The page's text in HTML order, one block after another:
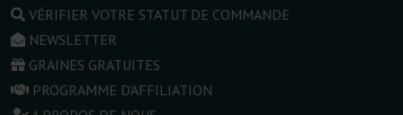
VÉRIFIER VOTRE STATUT DE COMMANDE
NEWSLETTER
GRAINES GRATUITES
PROGRAMME D'AFFILIATION